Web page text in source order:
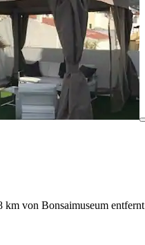
km von Bonsaimuseum entfernt